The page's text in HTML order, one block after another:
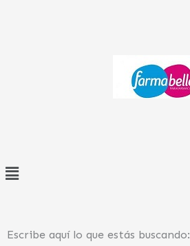
Menú
Escribe aquí lo que estás buscando: